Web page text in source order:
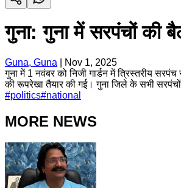
गुना: गुना में सरपंचों की
Guna, Guna
Nov 1, 2025
गुना में 1 नवंबर को निजी गार्डन में त्रिस्तरीय
की रूपरेखा तैयार की गई। गुना जिले के सभी सरपंचों
#politics#national
MORE NEWS